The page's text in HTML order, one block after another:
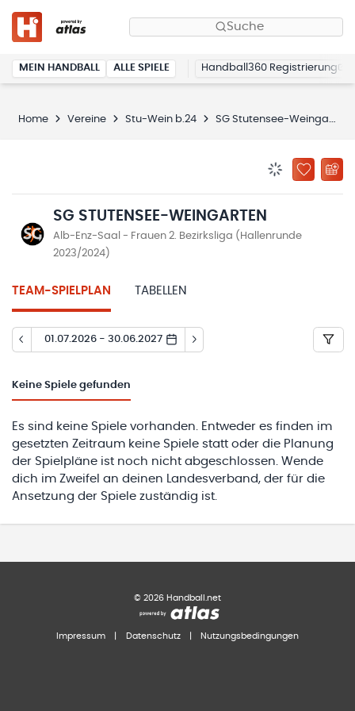
Suche
MEIN HANDBALL ALLE SPIELE Handball360 Registrierung
Home Vereine Stu-Wein b.24 SG Stutensee-Weingarten
ZU
SG STUTENSEE-WEINGARTEN
Alb-Enz-Saal - Frauen 2. Bezirksliga (Hallenrunde
2023/2024)
TEAM-SPIELPLAN TABELLEN
01.07.2026 - 30.06.2027
Keine Spiele gefunden
Es sind keine Spiele vorhanden. Entweder es finden im
gesetzten Zeitraum keine Spiele statt oder die Planung
der Spielpläne ist noch nicht abgeschlossen. Wende
dich im Zweifel an deinen Landesverband, der für die
Ansetzung der Spiele zuständig ist.
© 2026 Handball.net
Impressum Datenschutz Nutzungsbedingungen